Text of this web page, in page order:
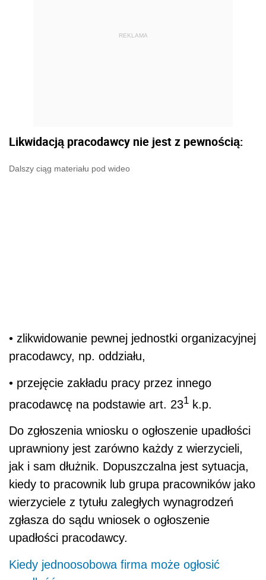
REKLAMA
Likwidacją pracodawcy nie jest z pewnością:
Dalszy ciąg materiału pod wideo
• zlikwidowanie pewnej jednostki organizacyjnej
pracodawcy, np. oddziału,
• przejęcie zakładu pracy przez innego
pracodawcę na podstawie art. 231 k.p.
Do zgłoszenia wniosku o ogłoszenie upadłości
uprawniony jest zarówno każdy z wierzycieli,
jak i sam dłużnik. Dopuszczalna jest sytuacja,
kiedy to pracownik lub grupa pracowników jako
wierzyciele z tytułu zaległych wynagrodzeń
zgłasza do sądu wniosek o ogłoszenie
upadłości pracodawcy.
Kiedy jednoosobowa firma może ogłosić